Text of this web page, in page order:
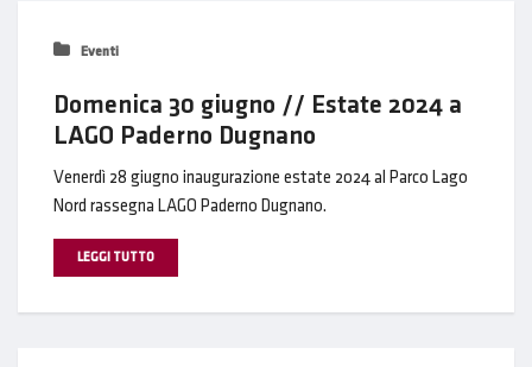
Eventi
Domenica 30 giugno // Estate 2024 a
LAGO Paderno Dugnano
Venerdì 28 giugno inaugurazione estate 2024 al Parco Lago
Nord rassegna LAGO Paderno Dugnano.
LEGGI TUTTO